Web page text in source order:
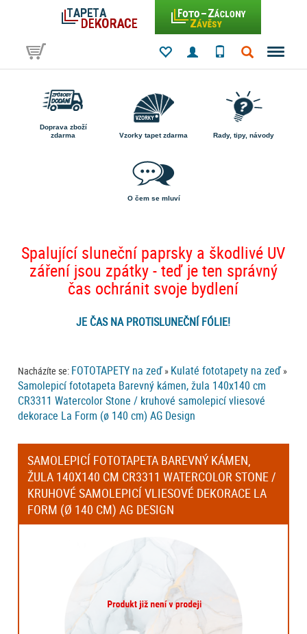
Doprava zboží
zdarma
Vzorky tapet zdarma Rady, tipy, návody
O čem se mluví
Spalující sluneční paprsky a škodlivé UV
záření jsou zpátky - teď je ten správný
čas ochránit svoje bydlení
JE ČAS NA PROTISLUNEČNÍ FÓLIE!
Nacházíte se: FOTOTAPETY na zeď » Kulaté fototapety na zeď »
Samolepicí fototapeta Barevný kámen, žula 140x140 cm
CR3311 Watercolor Stone / kruhové samolepicí vliesové
dekorace La Form (ø 140 cm) AG Design
SAMOLEPICÍ FOTOTAPETA BAREVNÝ KÁMEN,
ŽULA 140X140 CM CR3311 WATERCOLOR STONE /
KRUHOVÉ SAMOLEPICÍ VLIESOVÉ DEKORACE LA
FORM (Ø 140 CM) AG DESIGN